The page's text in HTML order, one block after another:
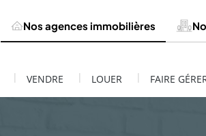
Nos agences immobilières
| VENDRE | LOUER | FAIRE